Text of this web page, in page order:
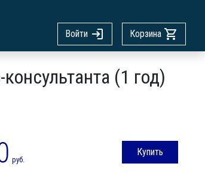
Войти Корзина
(1 год)
руб.
Купить